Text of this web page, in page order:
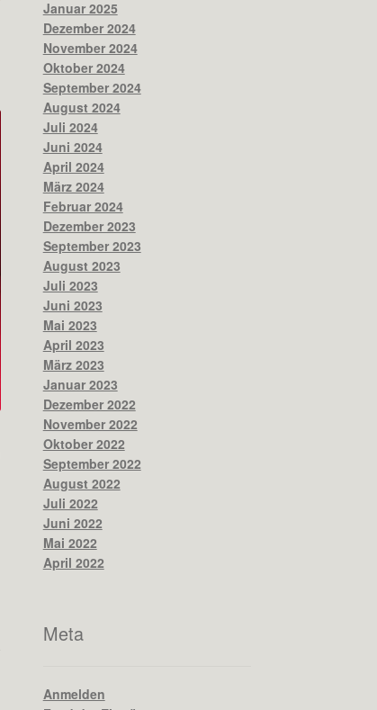
Januar 2025
Dezember 2024
November 2024
Oktober 2024
September 2024
August 2024
Juli 2024
Juni 2024
April 2024
März 2024
Februar 2024
Dezember 2023
September 2023
August 2023
Juli 2023
Juni 2023
Mai 2023
April 2023
März 2023
Januar 2023
Dezember 2022
November 2022
Oktober 2022
September 2022
August 2022
Juli 2022
Juni 2022
Mai 2022
April 2022
Meta
Anmelden